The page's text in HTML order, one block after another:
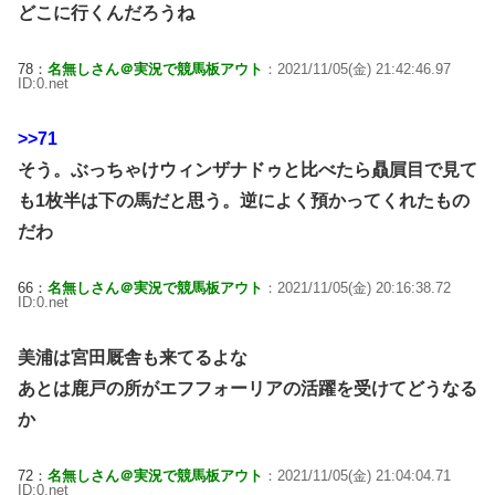
どこに行くんだろうね
78： 名無しさん＠実況で競馬板アウト ：2021/11/05(金) 21:42:46.97
ID:0.net
>>71
そう。ぶっちゃけウィンザナドゥと比べたら贔屓目で見て
も1枚半は下の馬だと思う。逆によく預かってくれたもの
だわ
66： 名無しさん＠実況で競馬板アウト ：2021/11/05(金) 20:16:38.72
ID:0.net
美浦は宮田厩舎も来てるよな
あとは鹿戸の所がエフフォーリアの活躍を受けてどうなる
か
72： 名無しさん＠実況で競馬板アウト ：2021/11/05(金) 21:04:04.71
ID:0.net